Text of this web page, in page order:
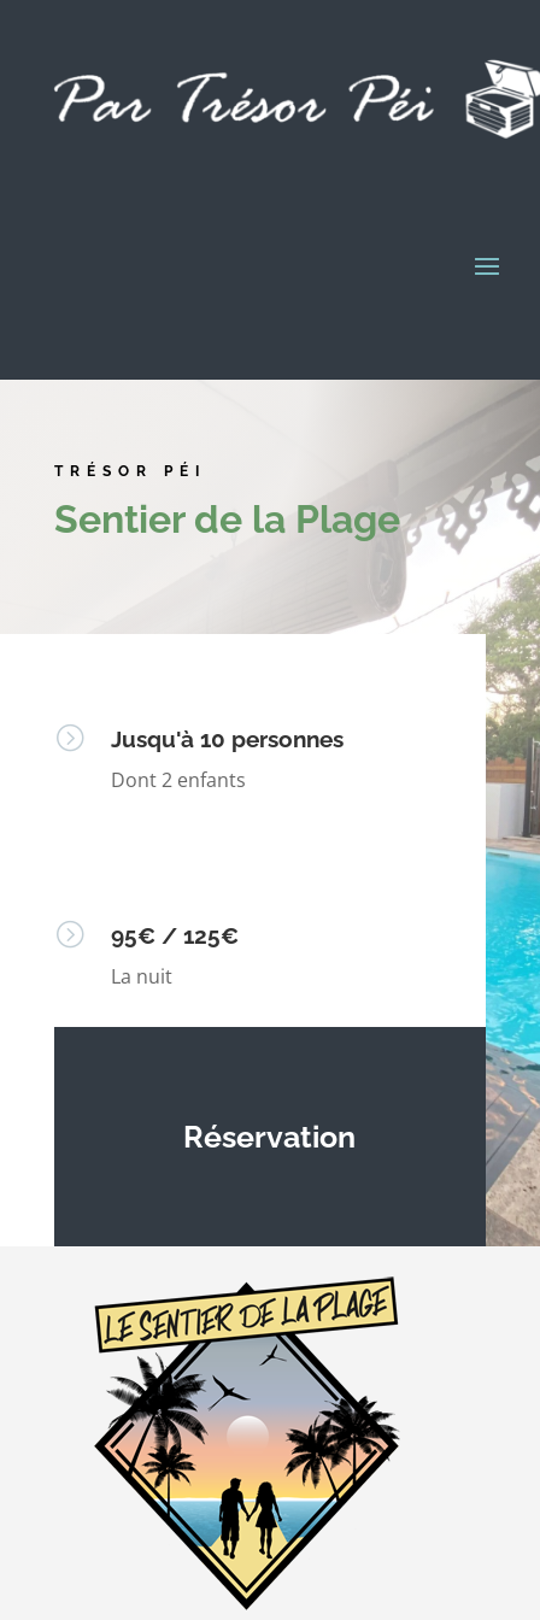
TRÉSOR PÉI
Sentier de la Plage
=
Jusqu'à 10 personnes
Dont 2 enfants
=
95€ / 125€
La nuit
Réservation